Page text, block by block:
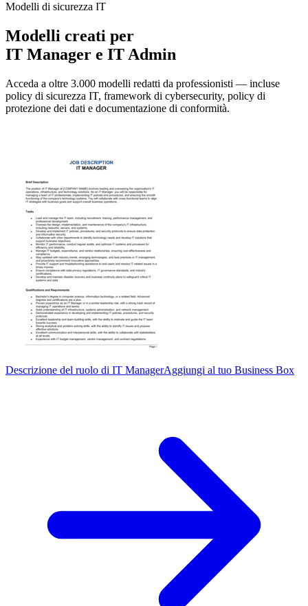
Modelli di sicurezza IT
Modelli creati per
IT Manager e IT Admin
Acceda a oltre 3.000 modelli redatti da professionisti — incluse
policy di sicurezza IT, framework di cybersecurity, policy di
protezione dei dati e documentazione di conformità.
Descrizione del ruolo di IT ManagerAggiungi al tuo Business Box